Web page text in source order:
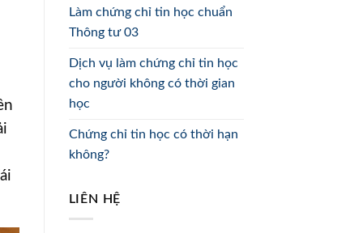
Làm chứng chỉ tin học chuẩn
Thông tư 03
Dịch vụ làm chứng chỉ tin học
cho người không có thời gian
học
Chứng chỉ tin học có thời hạn
không?
LIÊN HỆ